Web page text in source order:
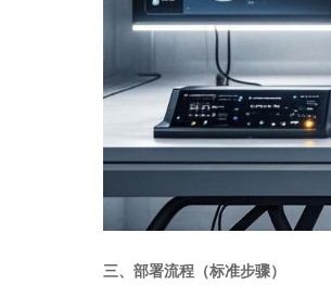
三、部署流程（标准步骤）